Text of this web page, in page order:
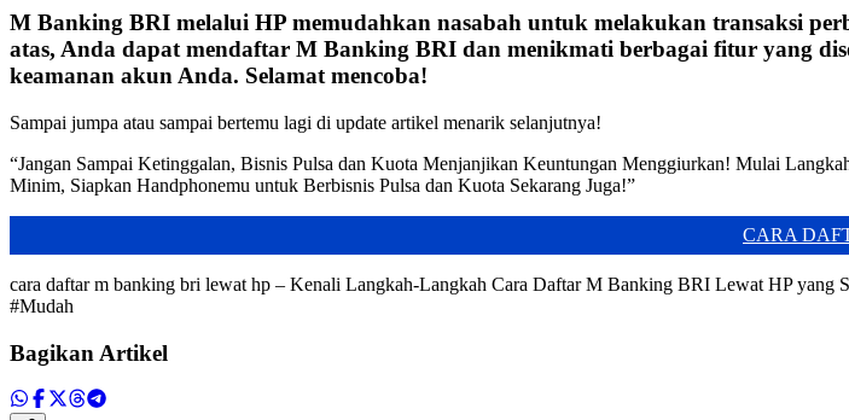
M Banking BRI melalui HP memudahkan nasabah untuk melakukan transaksi
atas, Anda dapat mendaftar M Banking BRI dan menikmati berbagai fitur yang
keamanan akun Anda. Selamat mencoba!
Sampai jumpa atau sampai bertemu lagi di update artikel menarik selanjutnya!
“Jangan Sampai Ketinggalan, Bisnis Pulsa dan Kuota Menjanjikan Keuntungan Menggiurkan! Mulai
Minim, Siapkan Handphonemu untuk Berbisnis Pulsa dan Kuota Sekarang Juga!”
CARA
cara daftar m banking bri lewat hp – Kenali Langkah-Langkah Cara Daftar M Banking BRI Lewat HP
#Mudah
Bagikan Artikel